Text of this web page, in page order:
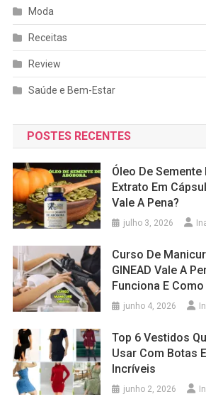
Moda
Receitas
Review
Saúde e Bem-Estar
POSTES RECENTES
Óleo De Semente
Extrato Em
Vale A Pena?
julho 3, 2026
Curso De
GINEAD Vale A
Funciona E
junho 4, 2026
Top 6 Vestidos
Usar Com Botas
Incríveis
junho 2, 2026